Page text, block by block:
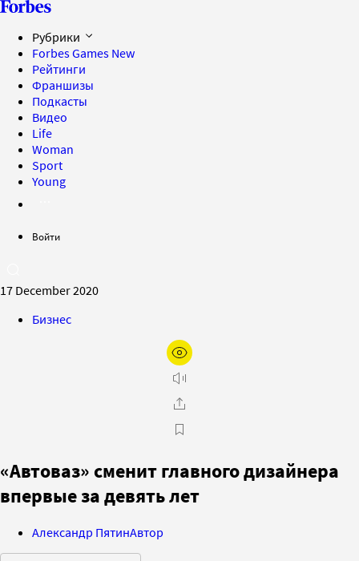
Рубрики
Forbes Games New
Рейтинги
Франшизы
Подкасты
Видео
Life
Woman
Sport
Young
Войти
17 December 2020
Бизнес
«Автоваз» сменит главного дизайнера
впервые за девять лет
Александр ПятинАвтор